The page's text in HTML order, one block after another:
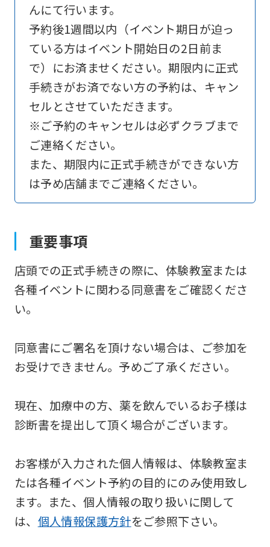
んにて行います。
予約後1週間以内（イベント期日が迫っ
ている方はイベント開始日の2日前ま
で）にお済ませください。期限内に正式
手続きがお済でない方の予約は、キャン
セルとさせていただきます。
※ご予約のキャンセルは必ずクラブまで
ご連絡ください。
また、期限内に正式手続きができない方
は予め店舗までご連絡ください。
重要事項
店頭での正式手続きの際に、体験教室または
各種イベントに関わる同意書をご確認くださ
い。
同意書にご署名を頂けない場合は、ご参加を
お受けできません。予めご了承ください。
現在、加療中の方、薬を飲んでいるお子様は
診断書を提出して頂く場合がございます。
お客様が入力された個人情報は、体験教室ま
たは各種イベント予約の目的にのみ使用致し
ます。また、個人情報の取り扱いに関して
は、 個人情報保護方針をご参照下さい。